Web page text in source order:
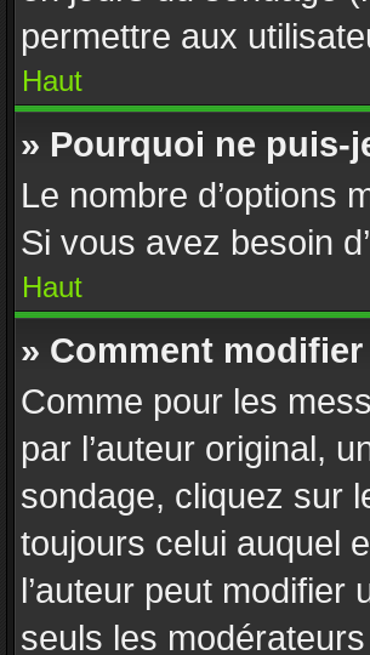
permettre aux
Haut
» Pourquoi ne puis-
Le nombre d’options
Si vous avez besoin
Haut
» Comment
Comme pour les
par l’auteur original,
sondage, cliquez sur
toujours celui auquel
l’auteur peut
seuls les